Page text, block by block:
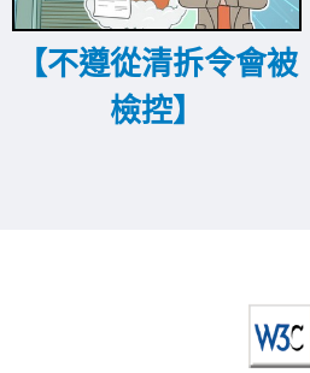
【不遵從清拆令會被
檢控】